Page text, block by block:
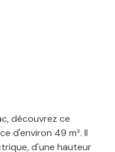
découvrez ce
d'environ 49 m². Il
d'une hauteur